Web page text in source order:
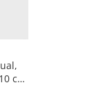
cm